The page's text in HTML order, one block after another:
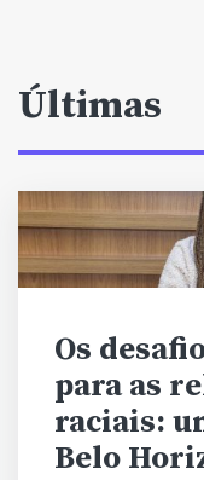
Últimas
Os
para as
raciais:
Belo